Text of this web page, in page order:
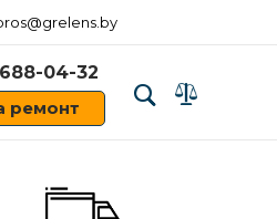
04-32
ремонт